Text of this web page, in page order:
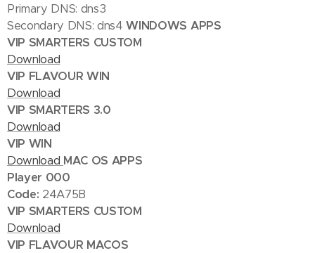
Primary DNS: dns3
Secondary DNS: dns4WINDOWS APPS
VIP SMARTERS CUSTOM
Download
VIP FLAVOUR WIN
Download
VIP SMARTERS 3.0
Download
VIP WIN
Download MAC OS APPS
Player 000
Code: 24A75B
VIP SMARTERS CUSTOM
Download
VIP FLAVOUR MACOS